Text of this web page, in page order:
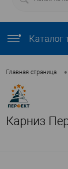
Каталог
Главная страница •
Карниз